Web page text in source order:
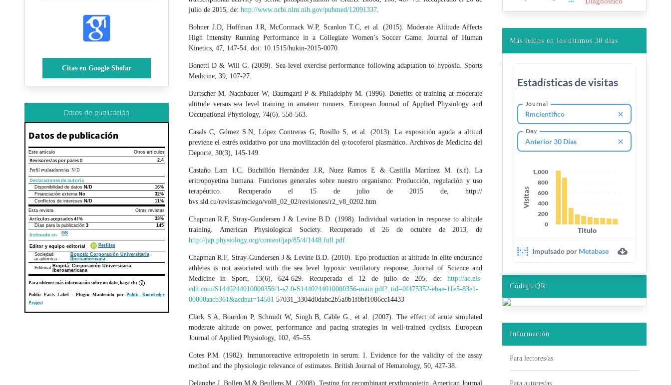
Citas en Google Sholar
Datos de publicación
Datos de publicación
Este artículo Otros artículos
Revisores/as por pares0
2.4
Perfil evaluadores/as N/D
Declaraciones de autoría
Declaraciones de autoríaEste artículo
Disponibilidad de datos N/D
16%
Financiación externa No
32%
Conflictos de intereses N/D
11%
Esta revista
Otras revistas
Artículos aceptados41%
33%
Días para la publicación 3 145
Indexado en GS
Editor y equipo editorial
Perfiles
Sociedad
académica
Bogotá: Corporación Universitaria
Iberoamericana
Editorial
Bogotá: Corporación Universitaria
Iberoamericana
Para obtener más información sobre un dato, haga clic
Public Facts Label - Plugin Mantenido porPublic Knowledge
Project
julio de 2015, de: http://www.ncbi.nlm.nih.gov/pubmed/12091337.
Bohner J.D, Hoffman J.R, McCormack W.P, Scanlon T.C, et al. (2015). Moderate Altitude Affects
High Intensity Running Performance in a Collegiate Women’s Soccer Game. Journal of Human
Kinetics, 47, 147-54. doi: 10.1515/hukin-2015-0070.
Bonetti D & Will G. (2009). Sea-level exercise performance following adaptation to hypoxia. Sports
Medicine, 39, 107-27.
Burtscher M, Nachbauer W, Baumgartl P & Philadelphy M. (1996). Benefits of training at moderate
altitude versus sea level training in amateur runners. European Journal of Applied Physiology and
Occupational Physiology, 74(6), 558-563.
Casals C, Gómez S.N, López Contreras G, Rosillo S, et al. (2013). La exposición aguda a altitud
previene el estrés oxidativo por una movilización del ᾳ-tocoferol plasmático. Archivos de Medicina del
Deporte, 30(3), 145-149.
Castaño Lam I.C, Buchillón Hernández J.R, Nuez Ramos E & Castilla Martínez M. (s.f). La
eritropoyetina humana. Funciones generales sobre nuestro organismo: Producción, regulación y uso
terapéutico. Recuperado el 15 de julio de 2015 de, http://
bvs.sld.cu/revistas/mciego/vol8_02_02/revisiones/r2_v8_0202.htm
Chapman R.F, Stray-Gundersen J & Levine B.D. (1998). Individual variation in response to altitude
training. American Physiological Society. Recuperado el 26 de octubre de 2013, de
http://jap.physiology.org/content/jap/85/4/1448.full.pdf
Chapman R.F, Stray-Gundersen J & Levine B.D. (2010). Epo production at altitude in elite endurance
athletes is not associated with the sea level hypoxic ventilatory response. Journal of Science and
Medicine in Sport, 13(6), 624-629. Recuperada el 12 de julio de 205, de:http://ac.els-
cdn.com/S1440244010000356/1-s2.0-S1440244010000356-main.pdf?_tid=0f475352-ebae-11e5-83e1-
00000aacb361&acdnat=14581 57031_3304d0dabc2b5a8b1f8bf1086cc14433
Clark S.A, Bourdon P, Schmidt W, Singh B, Cable G., et al. (2007). The effect of acute simulated
moderate altitude on power, performance and pacing strategies in well-trained cyclists. European
Journal of Applied Physiology, 102, 45–55.
Cotes P.M. (1982). Inmunoreactive eritropoietin in serum. I. Evidence for the validity of the assay
method and the physiologic relevance of estimates. British Journal of Hematology, 50, 427-38.
Delanghe J, Bollen M & Beullens M. (2008). Testing for recombinant erythropoietin. American Journal
Más leídos en los últimos 30 días
Código QR
Información
Para lectores/as
Para autores/as